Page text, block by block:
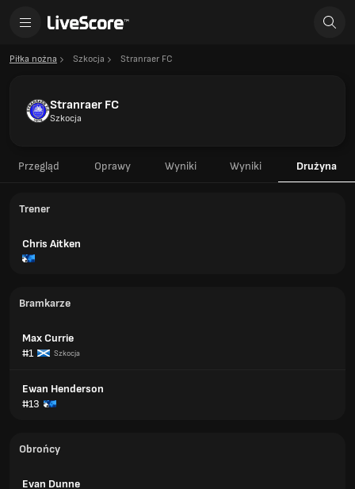
Piłka nożna Szkocja Stranraer FC
Stranraer FC
Szkocja
Przegląd Oprawy Wyniki Wyniki Drużyna
Trener
Chris Aitken
Bramkarze
Max Currie
#1
Szkocja
Ewan Henderson
#13
Obrońcy
Evan Dunne